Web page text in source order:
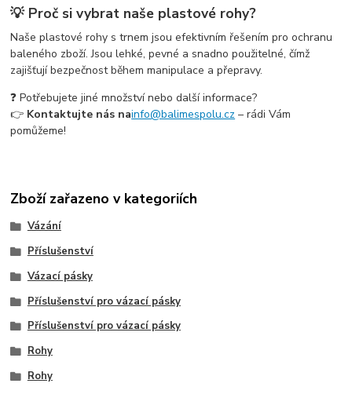
💡 Proč si vybrat naše plastové rohy?
Naše plastové rohy s trnem jsou efektivním řešením pro ochranu
baleného zboží. Jsou lehké, pevné a snadno použitelné, čímž
zajišťují bezpečnost během manipulace a přepravy.
❓ Potřebujete jiné množství nebo další informace?
👉 Kontaktujte nás nainfo@balimespolu.cz – rádi Vám
pomůžeme!
Zboží zařazeno v kategoriích
Vázání
Příslušenství
Vázací pásky
Příslušenství pro vázací pásky
Příslušenství pro vázací pásky
Rohy
Rohy